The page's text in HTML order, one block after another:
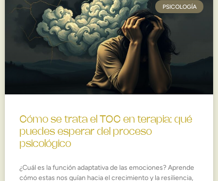
PSICOLOGÍA
Cómo se trata el TOC en terapia: qué
puedes esperar del proceso
psicológico
¿Cuál es la función adaptativa de las emociones? Aprende
cómo estas nos guían hacia el crecimiento y la resiliencia,